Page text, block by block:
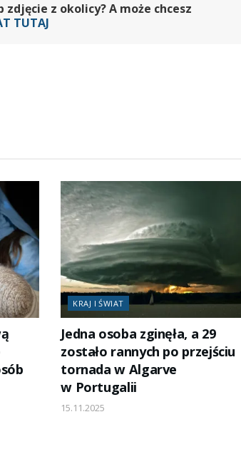
z okolicy? A może chcesz
TUTAJ
KRAJ I ŚWIAT
Jedna osoba zginęła, a 29
zostało rannych po przejściu
tornada w Algarve
w Portugalii
15.11.2025